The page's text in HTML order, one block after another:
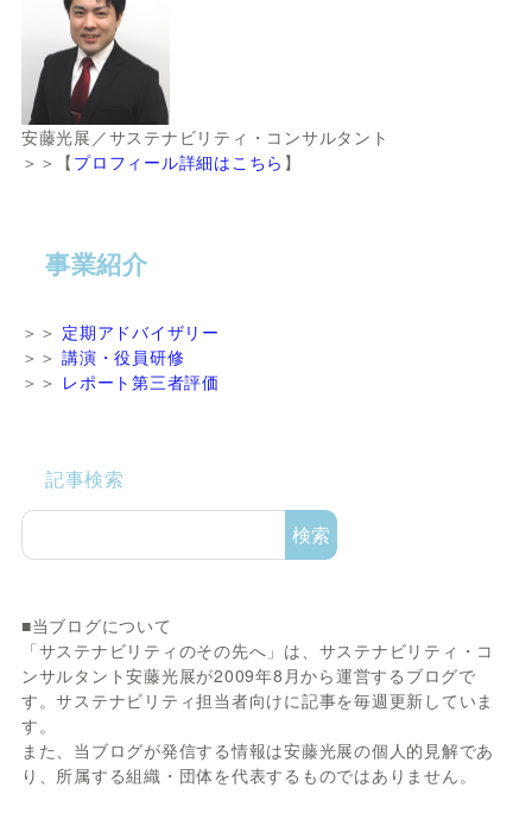
安藤光展／サステナビリティ・コンサルタント
＞＞【 プロフィール詳細はこちら 】
事業紹介
＞＞ 定期アドバイザリー
＞＞講演・役員研修
＞＞ レポート第三者評価
記事検索
検索
■当ブログについて
「サステナビリティのその先へ」は、サステナビリティ・コ
ンサルタント安藤光展が2009年8月から運営するブログで
す。サステナビリティ担当者向けに記事を毎週更新していま
す。
また、当ブログが発信する情報は安藤光展の個人的見解であ
り、所属する組織・団体を代表するものではありません。